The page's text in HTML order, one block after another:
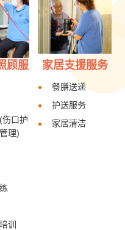
顾服
伤口护
理)
训
家居支援服务
餐膳送递
护送服务
家居清洁